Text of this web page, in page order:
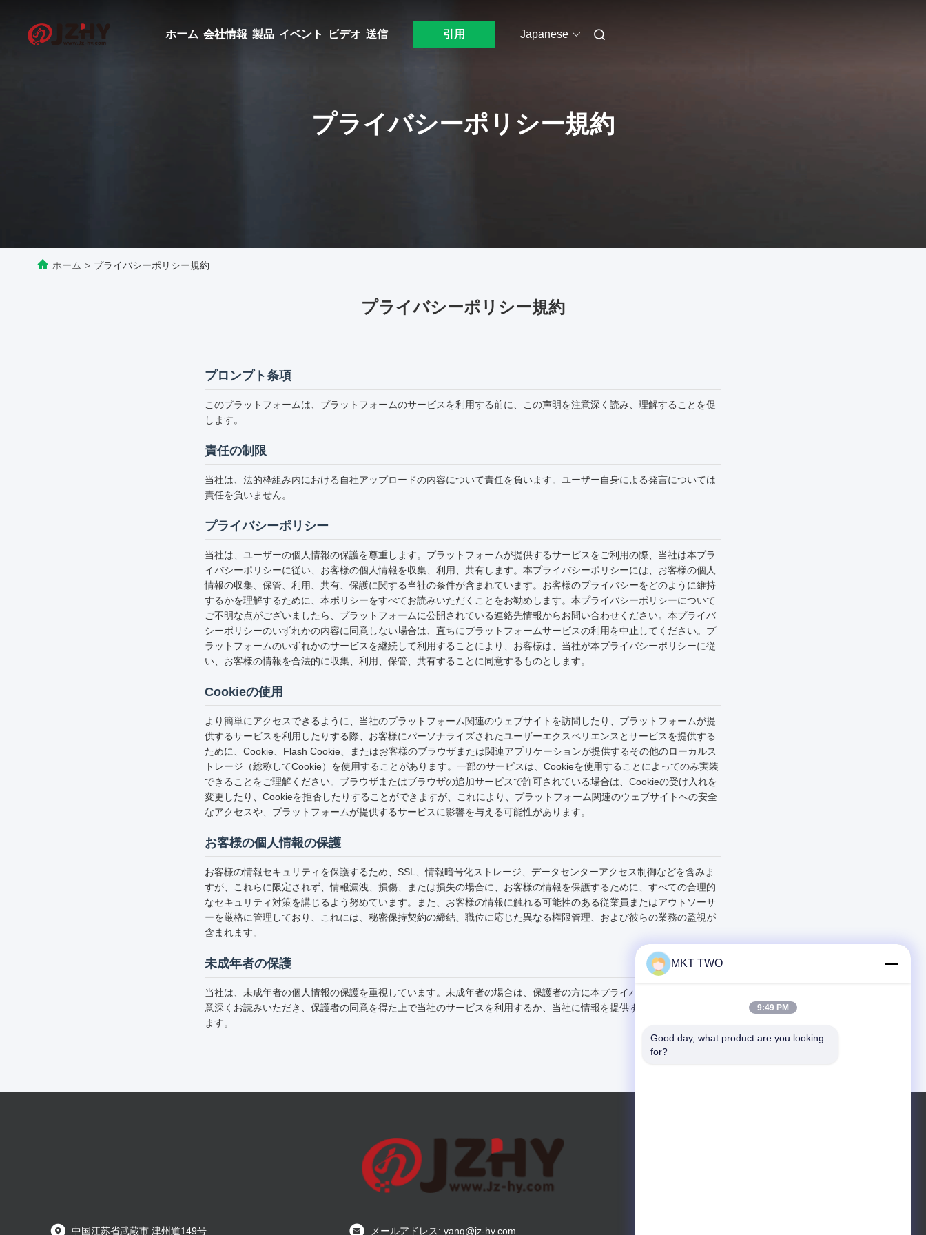
ホーム 会社情報 製品 イベント ビデオ 送信 引用 Japanese
プライバシーポリシー規約
ホーム > プライバシーポリシー規約
プライバシーポリシー規約
プロンプト条項
このプラットフォームは、プラットフォームのサービスを利用する前に、この声明を注意深く読み、理解することを促
します。
責任の制限
当社は、法的枠組み内における自社アップロードの内容について責任を負います。ユーザー自身による発言については
責任を負いません。
プライバシーポリシー
当社は、ユーザーの個人情報の保護を尊重します。プラットフォームが提供するサービスをご利用の際、当社は本プラ
イバシーポリシーに従い、お客様の個人情報を収集、利用、共有します。本プライバシーポリシーには、お客様の個人
情報の収集、保管、利用、共有、保護に関する当社の条件が含まれています。お客様のプライバシーをどのように維持
するかを理解するために、本ポリシーをすべてお読みいただくことをお勧めします。本プライバシーポリシーについて
ご不明な点がございましたら、プラットフォームに公開されている連絡先情報からお問い合わせください。本プライバ
シーポリシーのいずれかの内容に同意しない場合は、直ちにプラットフォームサービスの利用を中止してください。プ
ラットフォームのいずれかのサービスを継続して利用することにより、お客様は、当社が本プライバシーポリシーに従
い、お客様の情報を合法的に収集、利用、保管、共有することに同意するものとします。
Cookieの使用
より簡単にアクセスできるように、当社のプラットフォーム関連のウェブサイトを訪問したり、プラットフォームが提
供するサービスを利用したりする際、お客様にパーソナライズされたユーザーエクスペリエンスとサービスを提供する
ために、Cookie、Flash Cookie、またはお客様のブラウザまたは関連アプリケーションが提供するその他のローカルス
トレージ（総称してCookie）を使用することがあります。一部のサービスは、Cookieを使用することによってのみ実装
できることをご理解ください。ブラウザまたはブラウザの追加サービスで許可されている場合は、Cookieの受け入れを
変更したり、Cookieを拒否したりすることができますが、これにより、プラットフォーム関連のウェブサイトへの安全
なアクセスや、プラットフォームが提供するサービスに影響を与える可能性があります。
お客様の個人情報の保護
お客様の情報セキュリティを保護するため、SSL、情報暗号化ストレージ、データセンターアクセス制御などを含みま
すが、これらに限定されず、情報漏洩、損傷、または損失の場合に、お客様の情報を保護するために、すべての合理的
なセキュリティ対策を講じるよう努めています。また、お客様の情報に触れる可能性のある従業員またはアウトソーサ
ーを厳格に管理しており、これには、秘密保持契約の締結、職位に応じた異なる権限管理、および彼らの業務の監視が
含まれます。
未成年者の保護
当社は、未成年者の個人情報の保護を重視しています。未成年者の場合は、保護者の方に本プライバシーポリシーを注
意深くお読みいただき、保護者の同意を得た上で当社のサービスを利用するか、当社に情報を提供することをお勧めし
ます。
中国江苏省武蔵市 津州道149号 メールアドレス: yang@jz-hy.com
MKT TWO
9:49 PM
Good day, what product are you looking
for?